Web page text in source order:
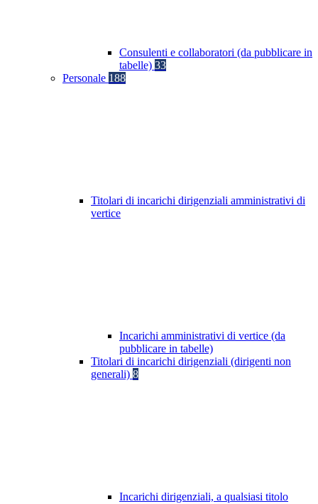
Consulenti e collaboratori (da pubblicare in
tabelle) 33
Personale 188
Titolari di incarichi dirigenziali amministrativi di
vertice
Incarichi amministrativi di vertice (da
pubblicare in tabelle)
Titolari di incarichi dirigenziali (dirigenti non
generali) 8
Incarichi dirigenziali, a qualsiasi titolo